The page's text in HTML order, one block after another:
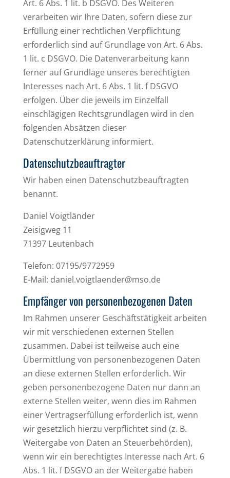
Art. 6 Abs. 1 lit. b DSGVO. Des Weiteren
verarbeiten wir Ihre Daten, sofern diese zur
Erfüllung einer rechtlichen Verpflichtung
erforderlich sind auf Grundlage von Art. 6 Abs.
1 lit. c DSGVO. Die Datenverarbeitung kann
ferner auf Grundlage unseres berechtigten
Interesses nach Art. 6 Abs. 1 lit. f DSGVO
erfolgen. Über die jeweils im Einzelfall
einschlägigen Rechtsgrundlagen wird in den
folgenden Absätzen dieser
Datenschutzerklärung informiert.
Datenschutz­beauftragter
Wir haben einen Datenschutzbeauftragten
benannt.
Daniel Voigtländer
Zeisigweg 11
71397 Leutenbach
Telefon: 07195/9772959
E-Mail: daniel.voigtlaender@mso.de
Empfänger von personenbezogenen Daten
Im Rahmen unserer Geschäftstätigkeit arbeiten
wir mit verschiedenen externen Stellen
zusammen. Dabei ist teilweise auch eine
Übermittlung von personenbezogenen Daten
an diese externen Stellen erforderlich. Wir
geben personenbezogene Daten nur dann an
externe Stellen weiter, wenn dies im Rahmen
einer Vertragserfüllung erforderlich ist, wenn
wir gesetzlich hierzu verpflichtet sind (z. B.
Weitergabe von Daten an Steuerbehörden),
wenn wir ein berechtigtes Interesse nach Art. 6
Abs. 1 lit. f DSGVO an der Weitergabe haben